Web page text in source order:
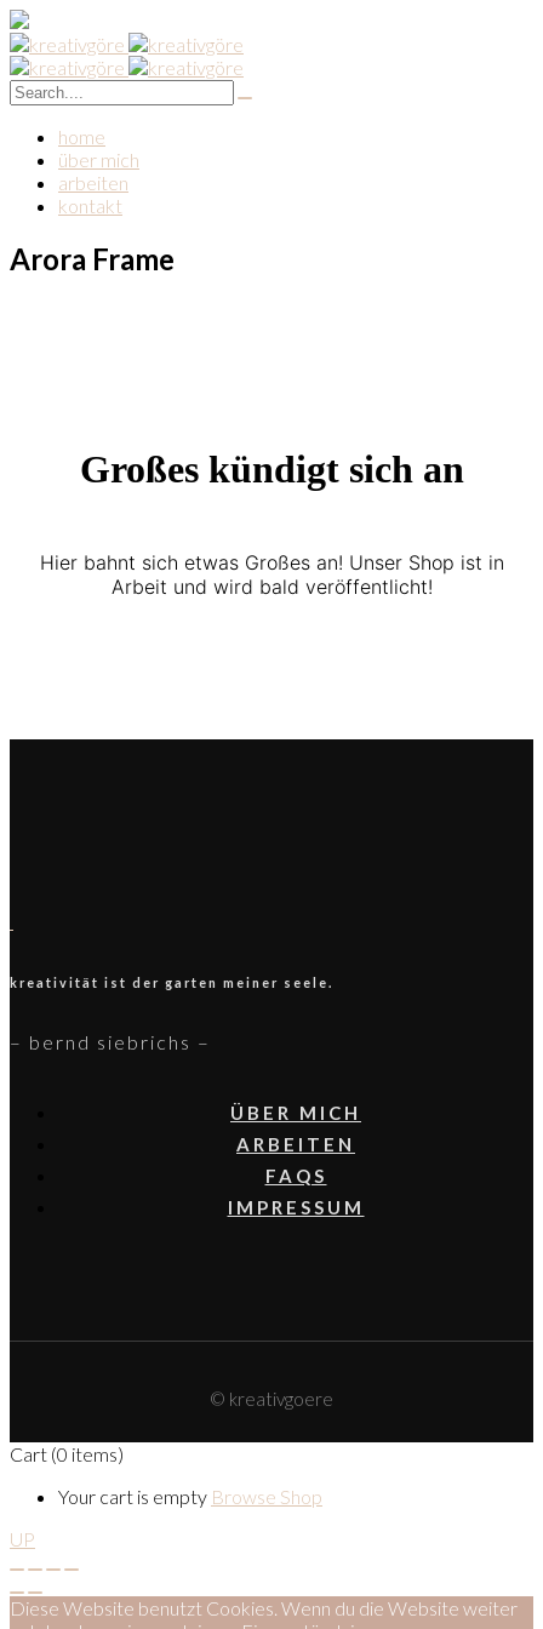
home
über mich
arbeiten
kontakt
Arora Frame
Großes kündigt sich an
Hier bahnt sich etwas Großes an! Unser Shop ist in
Arbeit und wird bald veröffentlicht!
kreativität ist der garten meiner seele.
– bernd siebrichs –
ÜBER MICH
ARBEITEN
FAQS
IMPRESSUM
© kreativgoere
Cart (0 items)
Your cart is empty Browse Shop
UP
Diese Website benutzt Cookies. Wenn du die Website weiter